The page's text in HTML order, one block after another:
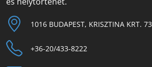
1016 BUDAPEST, KRISZTINA KRT.
+36-20/433-8222